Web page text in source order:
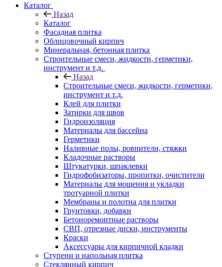
Каталог
Назад
Каталог
Фасадная плитка
Облицовочный кирпич
Минеральная, бетонная плитка
Строительные смеси, жидкости, герметики,
инструмент и т.д.
Назад
Строительные смеси, жидкости, герметики,
инструмент и т.д.
Клей для плитки
Затирки для швов
Гидроизоляция
Материалы для бассейна
Герметики
Наливные полы, ровнители, стяжки
Кладочные растворы
Штукатурки, шпаклевки
Гидрофобизаторы, пропитки, очистители
Материалы для мощения и укладки
тротуарной плитки
Мембраны и полотна для плитки
Грунтовки, добавки
Бетоноремонтные растворы
СВП, отрезные диски, инструменты
Краски
Аксессуары для кирпичной кладки
Ступени и напольная плитка
Cтеклянный кирпич